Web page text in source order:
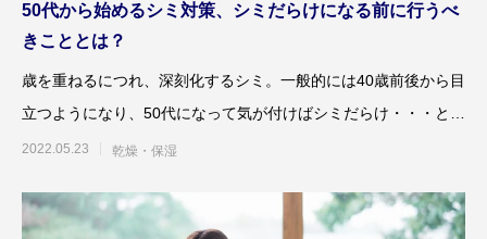
50代から始めるシミ対策、シミだらけになる前に行うべ
きこととは？
歳を重ねるにつれ、深刻化するシミ。一般的には40歳前後から目
立つようになり、50代になって気が付けばシミだらけ・・・とい
うことも。50代
2022.05.23 乾燥・保湿